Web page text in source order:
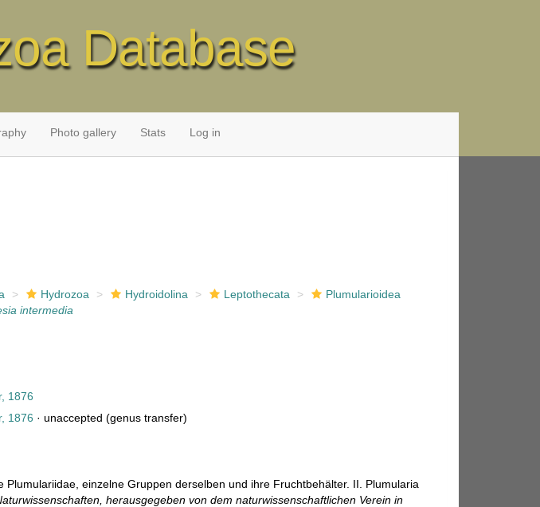
Database
Photo gallery Stats Log in
Hydrozoa Hydroidolina Leptothecata
Plumularioidea
intermedia
1876
1876 ·unaccepted (genus transfer)
einzelne Gruppen derselben und ihre Fruchtbehälter. II. Plumularia
herausgegeben von dem naturwissenschaftlichen Verein in